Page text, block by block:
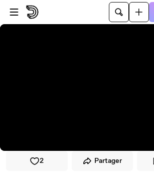
Passer au player
Passer au contenu principal
2 Partager